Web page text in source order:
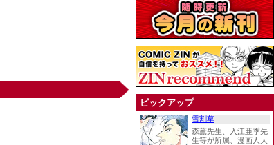
ピックアップ
雪割草
森薫先生、入江亜季先
生等が所属、漫画人大